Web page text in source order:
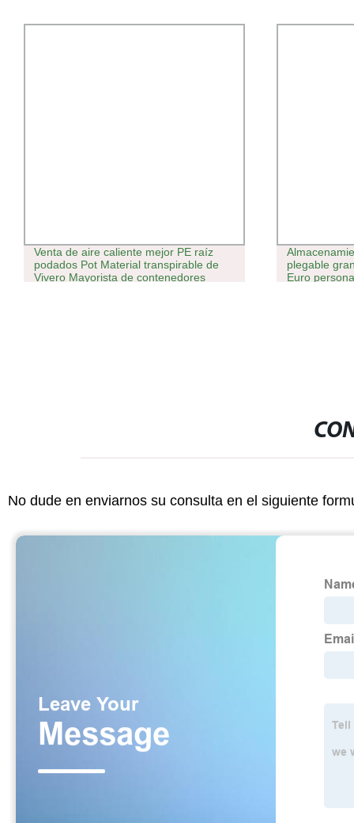
Venta de aire caliente mejor PE raíz
podados Pot Material transpirable de
Vivero Mayorista de contenedores
plegable
Euro
No dude en enviarnos su consulta en el siguiente